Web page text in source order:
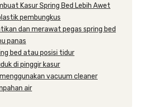
Kasur Spring Bed Lebih Awet
pembungkus
dan merawat pegas spring bed
panas
bed atau posisi tidur
di pinggir kasur
vacuum cleaner
air